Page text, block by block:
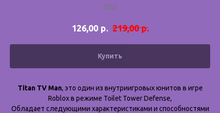
SKU:
126,00 р. 219,00 р.
Купить
Titan TV Man, это один из внутриигровых юнитов в игре
Roblox в режиме Toilet Tower Defense,
Обладает следующими характеристиками и способностями